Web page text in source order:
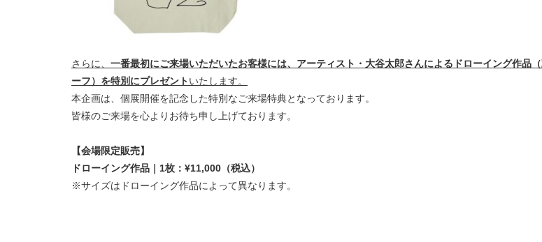
さらに、 一番最初にご来場いただいたお客様には、アーティスト・大谷太郎さんによるドローイング作品
ーフ）を特別にプレゼントいたします。
本企画は、個展開催を記念した特別なご来場特典となっております。
皆様のご来場を心よりお待ち申し上げております。
【会場限定販売】
ドローイング作品｜1枚：¥11,000（税込）
※サイズはドローイング作品によって異なります。